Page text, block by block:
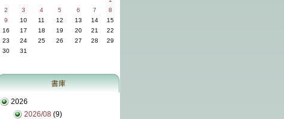
2
3 4 5 6 7
8
9
10 11 12 13 14
15
16
17 18 19 20 21
22
23
24 25 26 27 28
29
30
31
書庫
2026
2026/08 (9)